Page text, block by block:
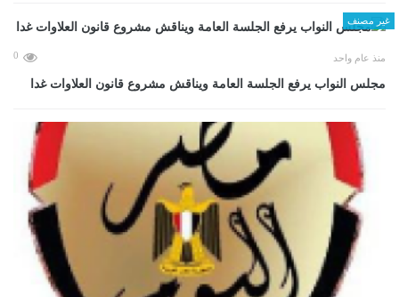
غير مصنف
منذ عام واحد 0
مجلس النواب يرفع الجلسة العامة ويناقش مشروع قانون العلاوات غدا